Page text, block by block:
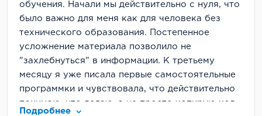
обучения. Начали мы действительно с нуля, что
было важно для меня как для человека без
технического образования. Постепенное
усложнение материала позволило не
"захлебнуться" в информации. К третьему
месяцу я уже писала первые самостоятельные
программки и чувствовала, что действительно
понимаю, что делаю, а не просто копирую код.
Подробнее